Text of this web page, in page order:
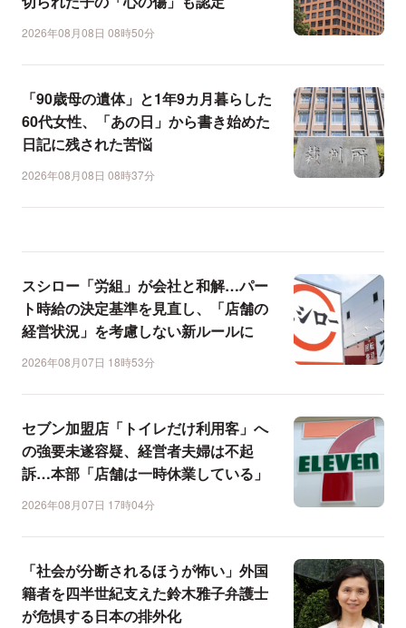
2026年08月08日 08時50分
「90歳母の遺体」と1年9カ月暮らした
60代女性、「あの日」から書き始めた
日記に残された苦悩
2026年08月08日 08時37分
スシロー「労組」が会社と和解…パー
ト時給の決定基準を見直し、「店舗の
経営状況」を考慮しない新ルールに
2026年08月07日 18時53分
セブン加盟店「トイレだけ利用客」へ
の強要未遂容疑、経営者夫婦は不起
訴…本部「店舗は一時休業している」
2026年08月07日 17時04分
「社会が分断されるほうが怖い」外国
籍者を四半世紀支えた鈴木雅子弁護士
が危惧する日本の排外化